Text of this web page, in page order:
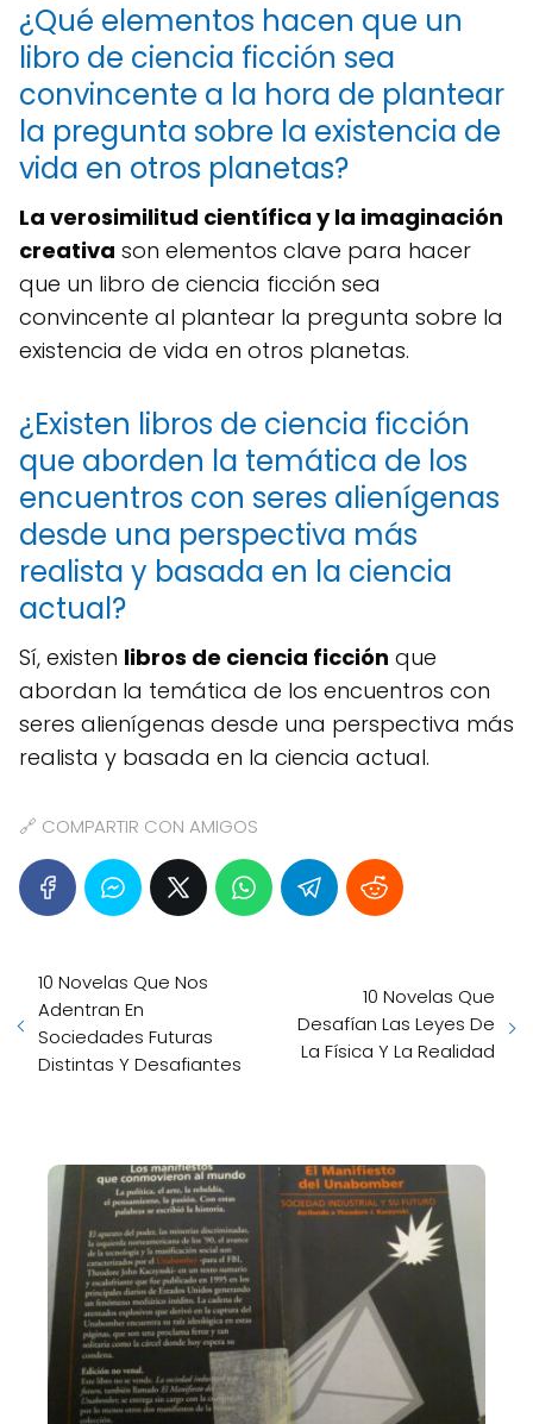
¿Qué elementos hacen que un
libro de ciencia ficción sea
convincente a la hora de plantear
la pregunta sobre la existencia de
vida en otros planetas?
La verosimilitud científica y la imaginación
creativa son elementos clave para hacer
que un libro de ciencia ficción sea
convincente al plantear la pregunta sobre la
existencia de vida en otros planetas.
¿Existen libros de ciencia ficción
que aborden la temática de los
encuentros con seres alienígenas
desde una perspectiva más
realista y basada en la ciencia
actual?
Sí, existen libros de ciencia ficción que
abordan la temática de los encuentros con
seres alienígenas desde una perspectiva más
realista y basada en la ciencia actual.
🔗 COMPARTIR CON AMIGOS
10 Novelas Que Nos
Adentran En
Sociedades Futuras
Distintas Y Desafiantes
10 Novelas Que
Desafían Las Leyes De
La Física Y La Realidad